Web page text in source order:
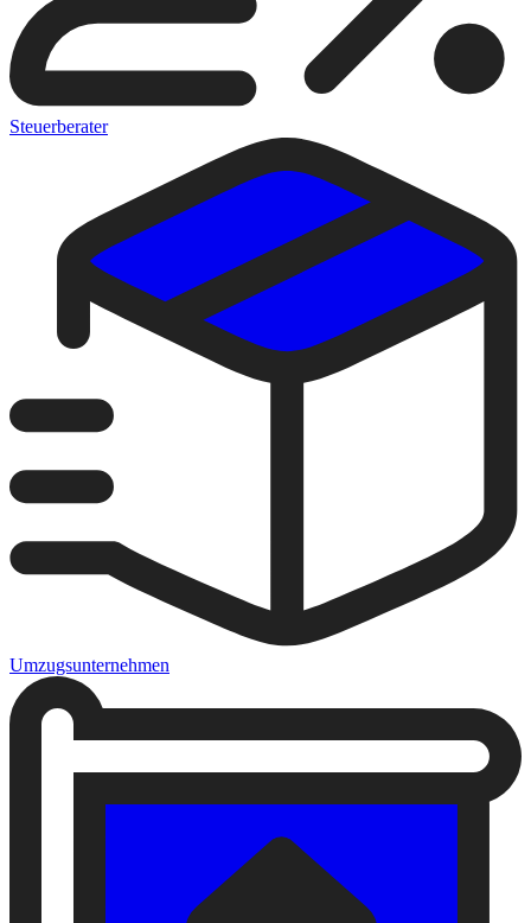
Steuerberater
Umzugsunternehmen